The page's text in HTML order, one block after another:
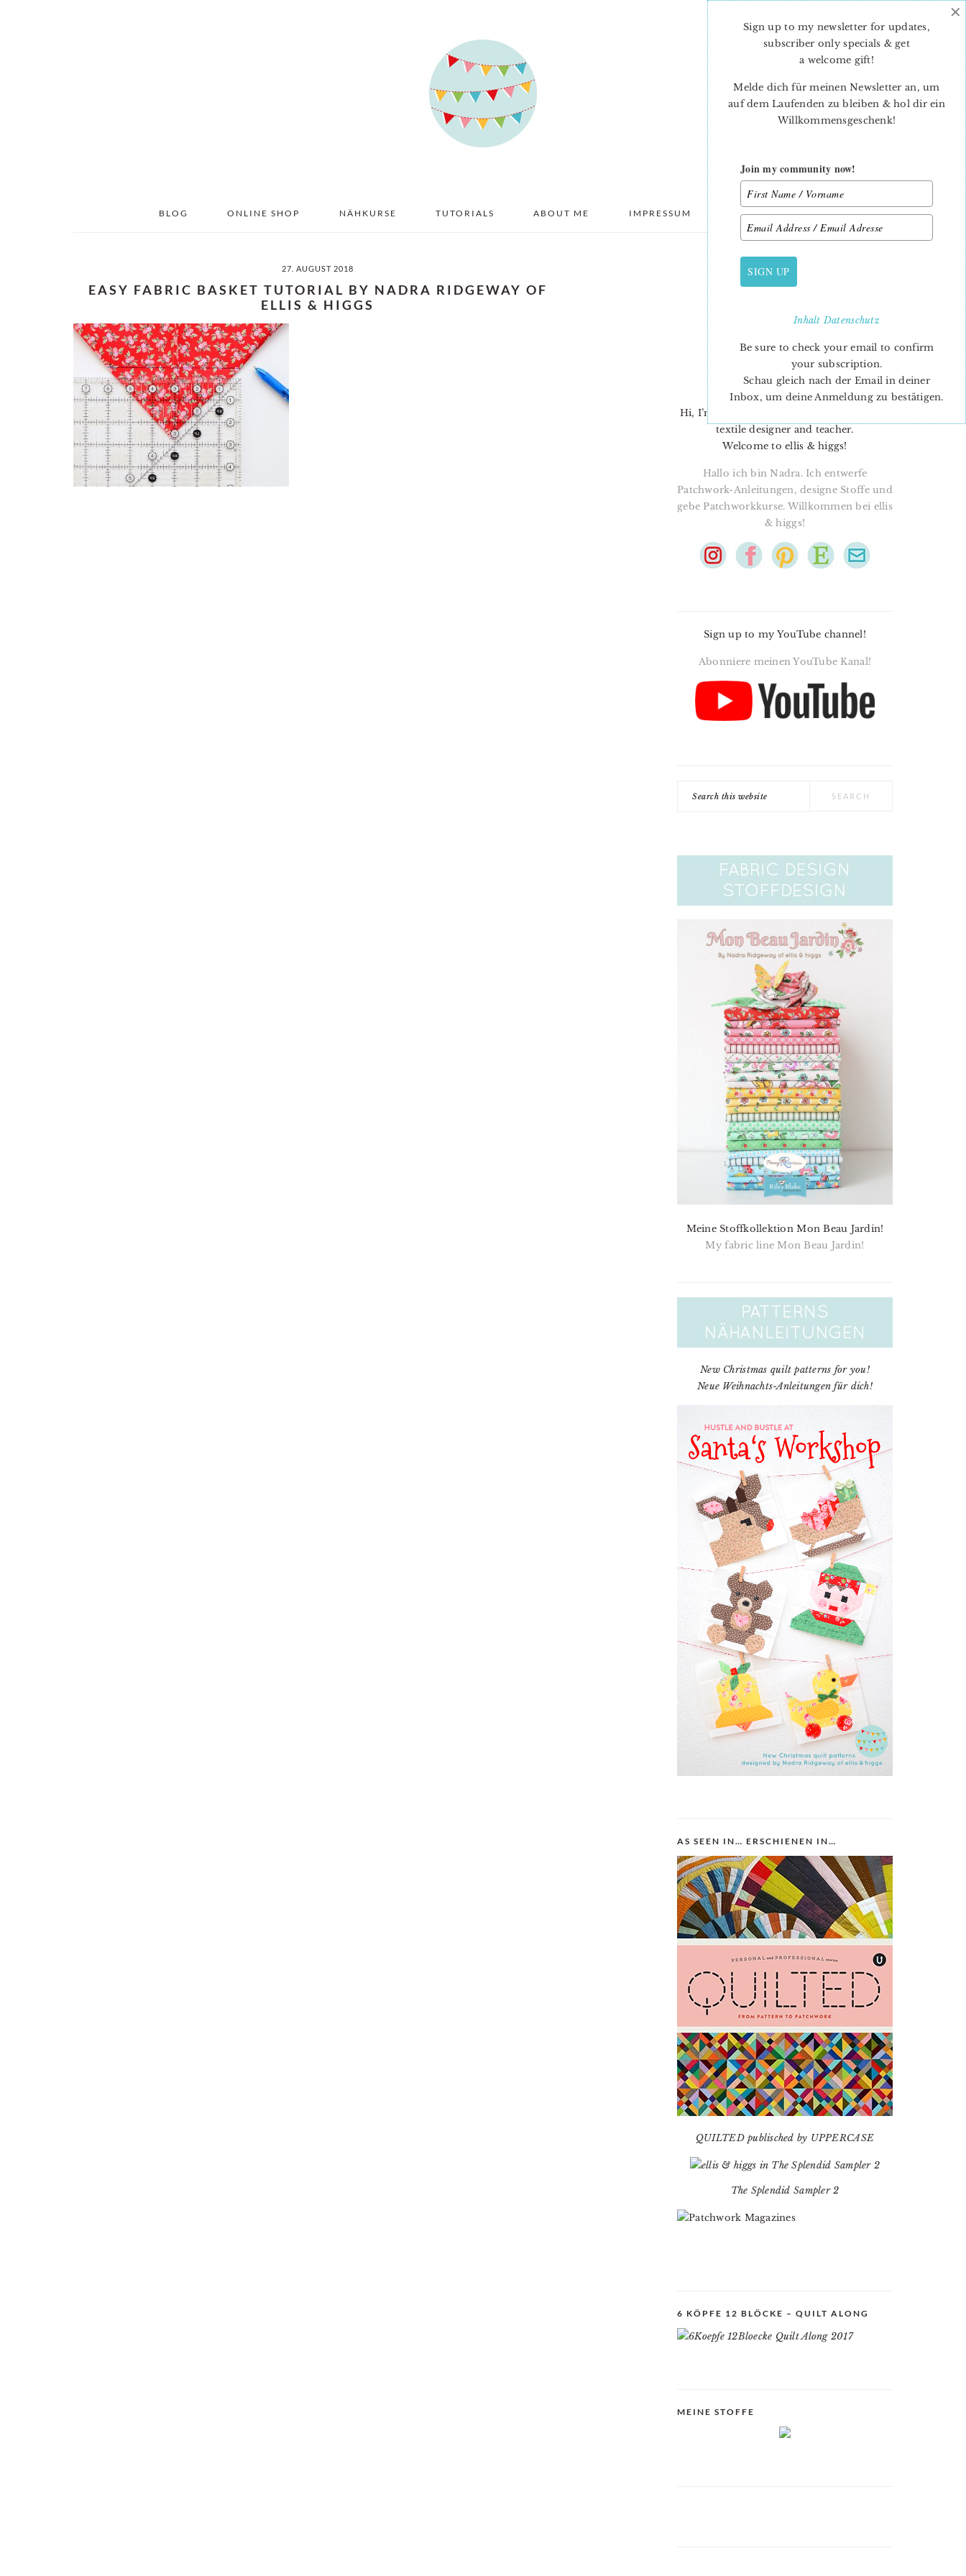
BLOG ONLINE SHOP NÄHKURSE TUTORIALS ABOUT ME IMPRESSUM DATENSCHUTZ
27. AUGUST 2018
EASY FABRIC BASKET TUTORIAL BY NADRA RIDGEWAY OF
ELLIS & HIGGS
PRIMARY
SIDEBAR
Hi, I’m Nadra. I’m a quilt pattern designer,
textile designer and teacher.
Welcome to ellis & higgs!
Hallo ich bin Nadra. Ich entwerfe
Patchwork-Anleitungen, designe Stoffe und
gebe Patchworkkurse. Willkommen bei ellis
& higgs!
Sign up to my YouTube channel!
Abonniere meinen YouTube Kanal!
Meine Stoffkollektion Mon Beau Jardin!
My fabric line Mon Beau Jardin!
New Christmas quilt patterns for you!
Neue Weihnachts-Anleitungen für dich!
AS SEEN IN… ERSCHIENEN IN…
QUILTED publisched by UPPERCASE
The Splendid Sampler 2
6 KÖPFE 12 BLÖCKE – QUILT ALONG
MEINE STOFFE
Sign up to my newsletter for updates,
subscriber only specials & get
a welcome gift!
Melde dich für meinen Newsletter an, um
auf dem Laufenden zu bleiben & hol dir ein
Willkommensgeschenk!
Join my community now!
SIGN UP
InhaltDatenschutz
Be sure to check your email to confirm
your subscription.
Schau gleich nach der Email in deiner
Inbox, um deine Anmeldung zu bestätigen.
×